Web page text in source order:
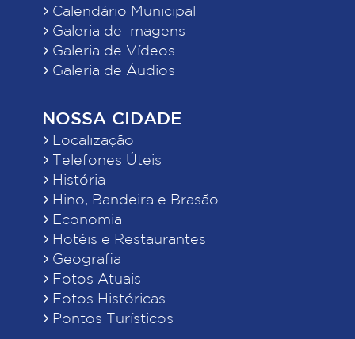
Calendário Municipal
Galeria de Imagens
Galeria de Vídeos
Galeria de Áudios
NOSSA CIDADE
Localização
Telefones Úteis
História
Hino, Bandeira e Brasão
Economia
Hotéis e Restaurantes
Geografia
Fotos Atuais
Fotos Históricas
Pontos Turísticos